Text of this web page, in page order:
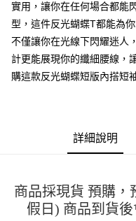
【大哥付你分期使用說明】
1.本服務由台灣大哥大提供，
2.付款方式選擇「大哥付你分
流程，驗證手機門號後，選擇
成交易。
3.實際核准額度、可分期數及費
1.分期款項不併入電信帳單，
【注意事項】
1.本服務係由「台灣大哥大股
AFTEE先享後付
相關說明
【關於「AFTEE先享後付」】
AFTEE先享後付是「在收到商
便利好安心！
【「AFTEE先享後付」結帳流程
２．訂單成立數日內，您將收
３．收到繳費通知簡訊後14天
ATM／網路銀行／等多元方式
每筆NT$45
7-11取貨付款
實用，讓你在任何場合都能
型，這件反光蝴蝶T都能為
不僅讓你在光線下閃耀迷人
計更能展現你的纖細腰線，
購這款反光蝴蝶短版內搭短
詳細說明
商品採現貨 預購，
假日) 商品到貨